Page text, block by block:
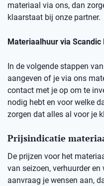
materiaal via ons, dan
klaarstaat bij onze partner.
Materiaalhuur via Scandic
In de volgende stappen
aangeven of je via ons
contact met je op om te
nodig hebt en voor welke
zorgen dat alles al voor je
Prijsindicatie
De prijzen voor het
van seizoen, verhuurder
aanvraag je wensen aan,